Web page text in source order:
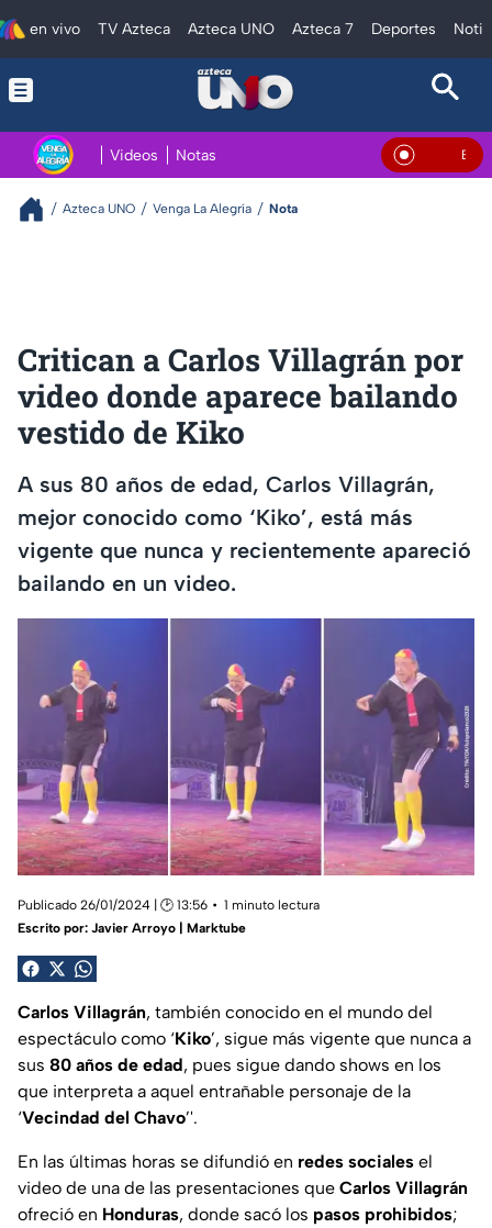
en vivo TV Azteca Azteca UNO Azteca 7 Deportes
Videos Notas En Vivo
Azteca UNO Venga La Alegría Nota
Critican a Carlos Villagrán por
video donde aparece bailando
vestido de Kiko
A sus 80 años de edad, Carlos Villagrán,
mejor conocido como ‘Kiko’, está más
vigente que nunca y recientemente apareció
bailando en un video.
Publicado 26/01/2024 | 🕑 13:56
1 minuto lectura
Escrito por: Javier Arroyo | Marktube
Carlos Villagrán, también conocido en el mundo del
espectáculo como ‘Kiko’, sigue más vigente que nunca a
sus 80 años de edad, pues sigue dando shows en los
que interpreta a aquel entrañable personaje de la
‘Vecindad del Chavo’'.
En las últimas horas se difundió en redes sociales el
video de una de las presentaciones que Carlos Villagrán
ofreció en Honduras, donde sacó los pasos prohibidos;